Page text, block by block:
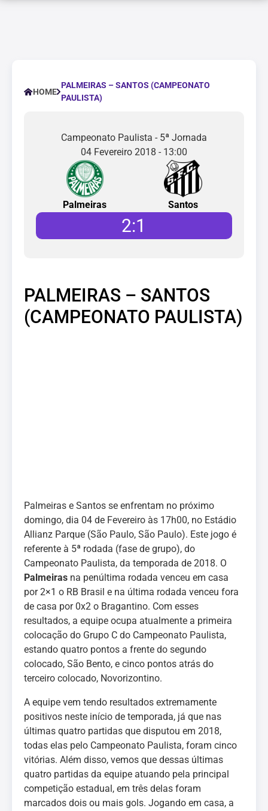
HOME
PALMEIRAS – SANTOS (CAMPEONATO
PAULISTA)
Campeonato Paulista - 5ª Jornada
04 Fevereiro 2018 - 13:00
Palmeiras Santos
2:1
PALMEIRAS – SANTOS
(CAMPEONATO PAULISTA)
Palmeiras e Santos se enfrentam no próximo
domingo, dia 04 de Fevereiro às 17h00, no Estádio
Allianz Parque (São Paulo, São Paulo). Este jogo é
referente à 5ª rodada (fase de grupo), do
Campeonato Paulista, da temporada de 2018. O
Palmeiras na penúltima rodada venceu em casa
por 2×1 o RB Brasil e na última rodada venceu fora
de casa por 0x2 o Bragantino. Com esses
resultados, a equipe ocupa atualmente a primeira
colocação do Grupo C do Campeonato Paulista,
estando quatro pontos a frente do segundo
colocado, São Bento, e cinco pontos atrás do
terceiro colocado, Novorizontino.
A equipe vem tendo resultados extremamente
positivos neste início de temporada, já que nas
últimas quatro partidas que disputou em 2018,
todas elas pelo Campeonato Paulista, foram cinco
vitórias. Além disso, vemos que dessas últimas
quatro partidas da equipe atuando pela principal
competição estadual, em três delas foram
marcados dois ou mais gols. Jogando em casa, a